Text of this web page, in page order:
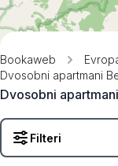
Bookaweb
Dvosobni apartmani
Dvosobni
Filteri